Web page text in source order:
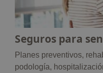
Seguros para
Planes preventivos,
podología,